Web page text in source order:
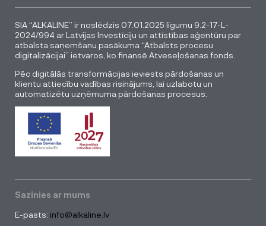
SIA “ALKALINE” ir noslēdzis 07.01.2025 līgumu 9.2-17-L-
2024/994 ar Latvijas Investīciju un attīstības aģentūru par
atbalsta saņemšanu pasākuma “Atbalsts procesu
digitalizācijai” ietvaros, ko finansē Atveseļošanas fonds.
Pēc digitālās transformācijas ieviests pārdošanas un
klientu attiecību vadības risinājums, lai uzlabotu un
automatizētu uzņēmuma pārdošanas procesus.
Sazinies ar mums
E-pasts: info@alkaline.lv